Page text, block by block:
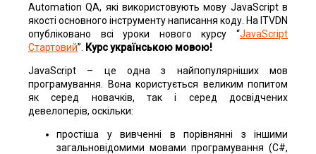
Automation QA, які використовують мову JavaScript в
якості основного інструменту написання коду. На ITVDN
опубліковано всі уроки нового курсу “JavaScript
Стартовий”. Курс українською мовою!
JavaScript – це одна з найпопулярніших мов
програмування. Вона користується великим попитом
як серед новачків, так і серед досвідчених
девелоперів, оскільки:
простіша у вивченні в порівнянні з іншими
загальновідомими мовами програмування (С#,